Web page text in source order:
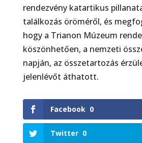
rendezvény katartikus
találkozás öröméről, és
hogy a Trianon Múzeum
köszönhetően, a nemzeti
napján, az összetartozás
jelenlévőt áthatott.
Facebook 0
Twitter 0